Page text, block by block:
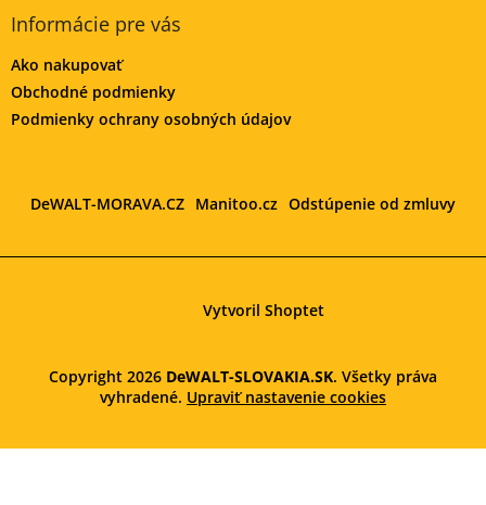
Informácie pre vás
Ako nakupovať
Obchodné podmienky
Podmienky ochrany osobných údajov
DeWALT-MORAVA.CZ Manitoo.cz Odstúpenie od zmluvy
Vytvoril Shoptet
Copyright 2026 DeWALT-SLOVAKIA.SK. Všetky práva
vyhradené. Upraviť nastavenie cookies